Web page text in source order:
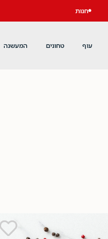
חנות
עוף טחונים המעשנה